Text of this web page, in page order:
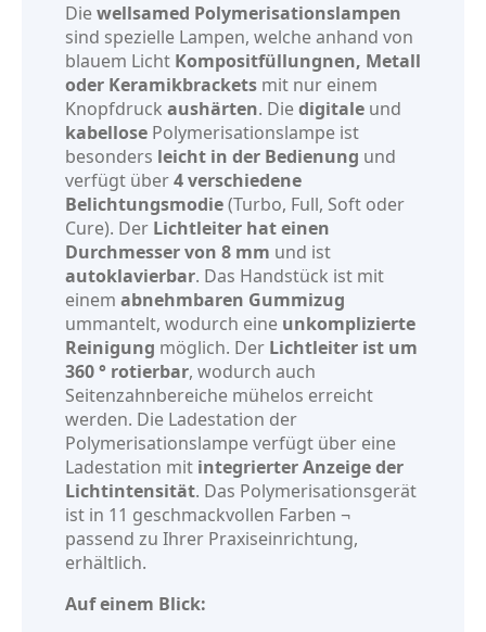
Diewellsamed Polymerisationslampen
sind spezielle Lampen, welche anhand von
blauem Licht Kompositfüllungnen, Metall
oder Keramikbrackets mit nur einem
Knopfdruck aushärten. Diedigitale und
kabellose Polymerisationslampe ist
besonders leicht in der Bedienung und
verfügt über4 verschiedene
Belichtungsmodie(Turbo, Full, Soft oder
Cure). Der Lichtleiter hat einen
Durchmesser von 8 mm und ist
autoklavierbar. Das Handstück ist mit
einem abnehmbaren Gummizug
ummantelt, wodurch eine unkomplizierte
Reinigung möglich. Der Lichtleiter ist um
360 ° rotierbar, wodurch auch
Seitenzahnbereiche mühelos erreicht
werden. Die Ladestation der
Polymerisationslampe verfügt über eine
Ladestation mit integrierter Anzeige der
Lichtintensität. Das Polymerisationsgerät
ist in 11 geschmackvollen Farben ¬
passend zu Ihrer Praxiseinrichtung,
erhältlich.
Auf einem Blick: